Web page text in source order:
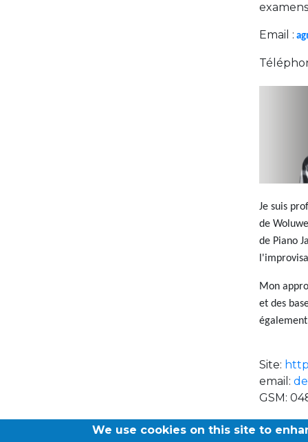
Email :
Je suis
de
de Piano
Mon
et des
Site:
email:
GSM:
We use cookies on this site to